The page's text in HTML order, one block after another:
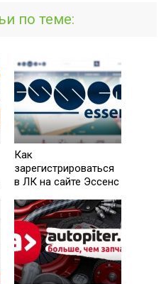
по теме:
Как
зарегистрироваться
в ЛК на сайте Эссенс